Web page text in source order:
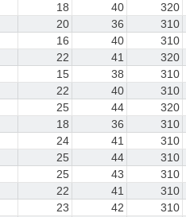
18 40 320
20 36 310
16 40 310
22 41 320
15 38 310
22 40 310
25 44 320
18 36 310
24 41 310
25 44 310
25 43 310
22 41 310
23 42 310